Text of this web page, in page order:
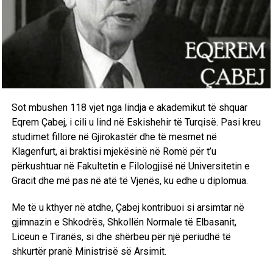
Sot mbushen 118 vjet nga lindja e akademikut të shquar
Eqrem Çabej, i cili u lind në Eskishehir të Turqisë. Pasi kreu
studimet fillore në Gjirokastër dhe të mesmet në
Klagenfurt, ai braktisi mjekësinë në Romë për t’u
përkushtuar në Fakultetin e Filologjisë në Universitetin e
Gracit dhe më pas në atë të Vjenës, ku edhe u diplomua.
Me të u kthyer në atdhe, Çabej kontribuoi si arsimtar në
gjimnazin e Shkodrës, Shkollën Normale të Elbasanit,
Liceun e Tiranës, si dhe shërbeu për një periudhë të
shkurtër pranë Ministrisë së Arsimit.